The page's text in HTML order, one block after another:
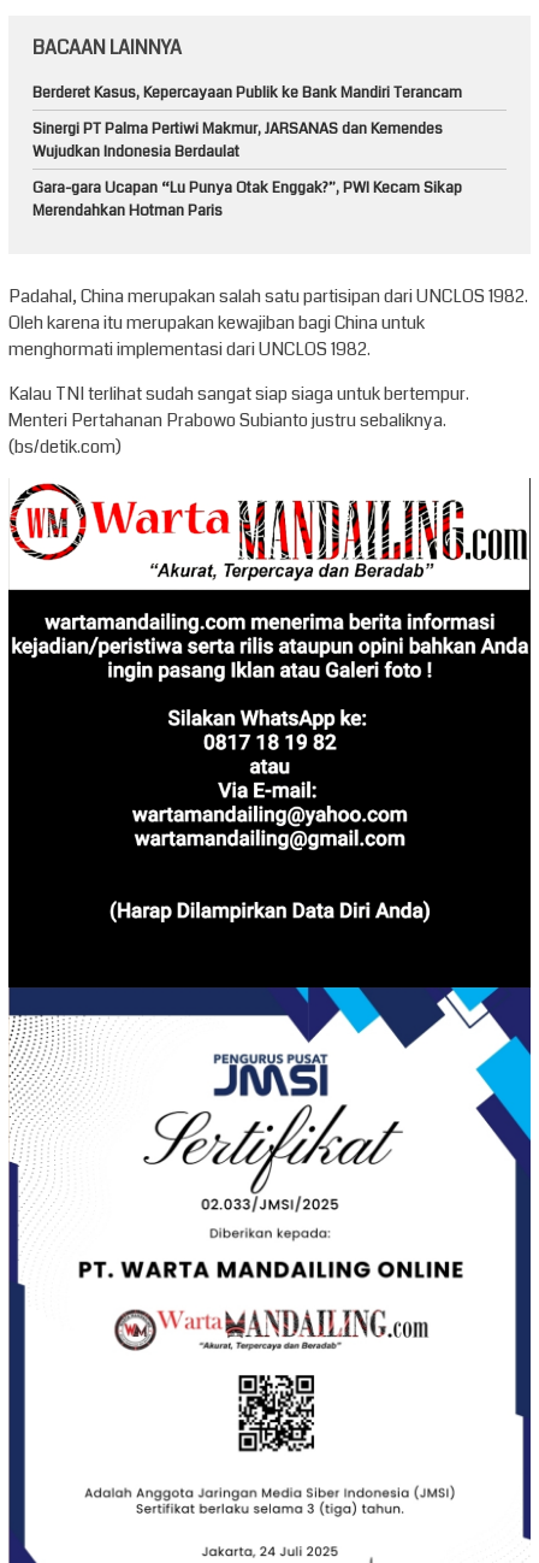
BACAAN LAINNYA
Berderet Kasus, Kepercayaan Publik ke Bank Mandiri Terancam
Sinergi PT Palma Pertiwi Makmur, JARSANAS dan Kemendes
Wujudkan Indonesia Berdaulat
Gara-gara Ucapan “Lu Punya Otak Enggak?”, PWI Kecam Sikap
Merendahkan Hotman Paris
Padahal, China merupakan salah satu partisipan dari UNCLOS 1982.
Oleh karena itu merupakan kewajiban bagi China untuk
menghormati implementasi dari UNCLOS 1982.
Kalau TNI terlihat sudah sangat siap siaga untuk bertempur.
Menteri Pertahanan Prabowo Subianto justru sebaliknya.
(bs/detik.com)